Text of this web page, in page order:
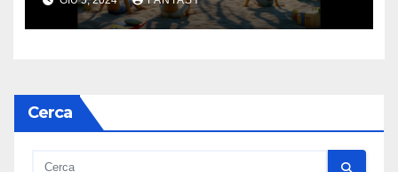
Cerca